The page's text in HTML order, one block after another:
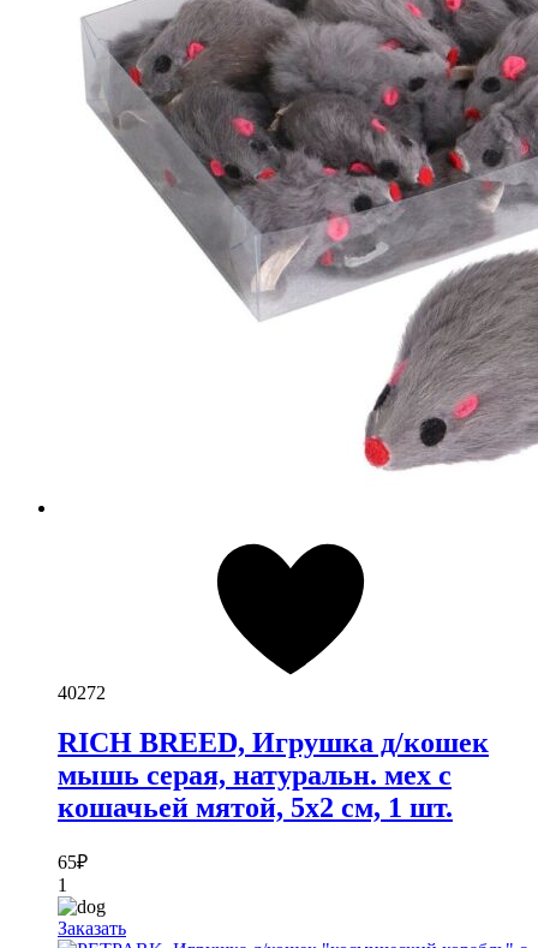
40272
RICH BREED, Игрушка д/кошек
мышь серая, натуральн. мех с
кошачьей мятой, 5х2 см, 1 шт.
65₽
1
Заказать